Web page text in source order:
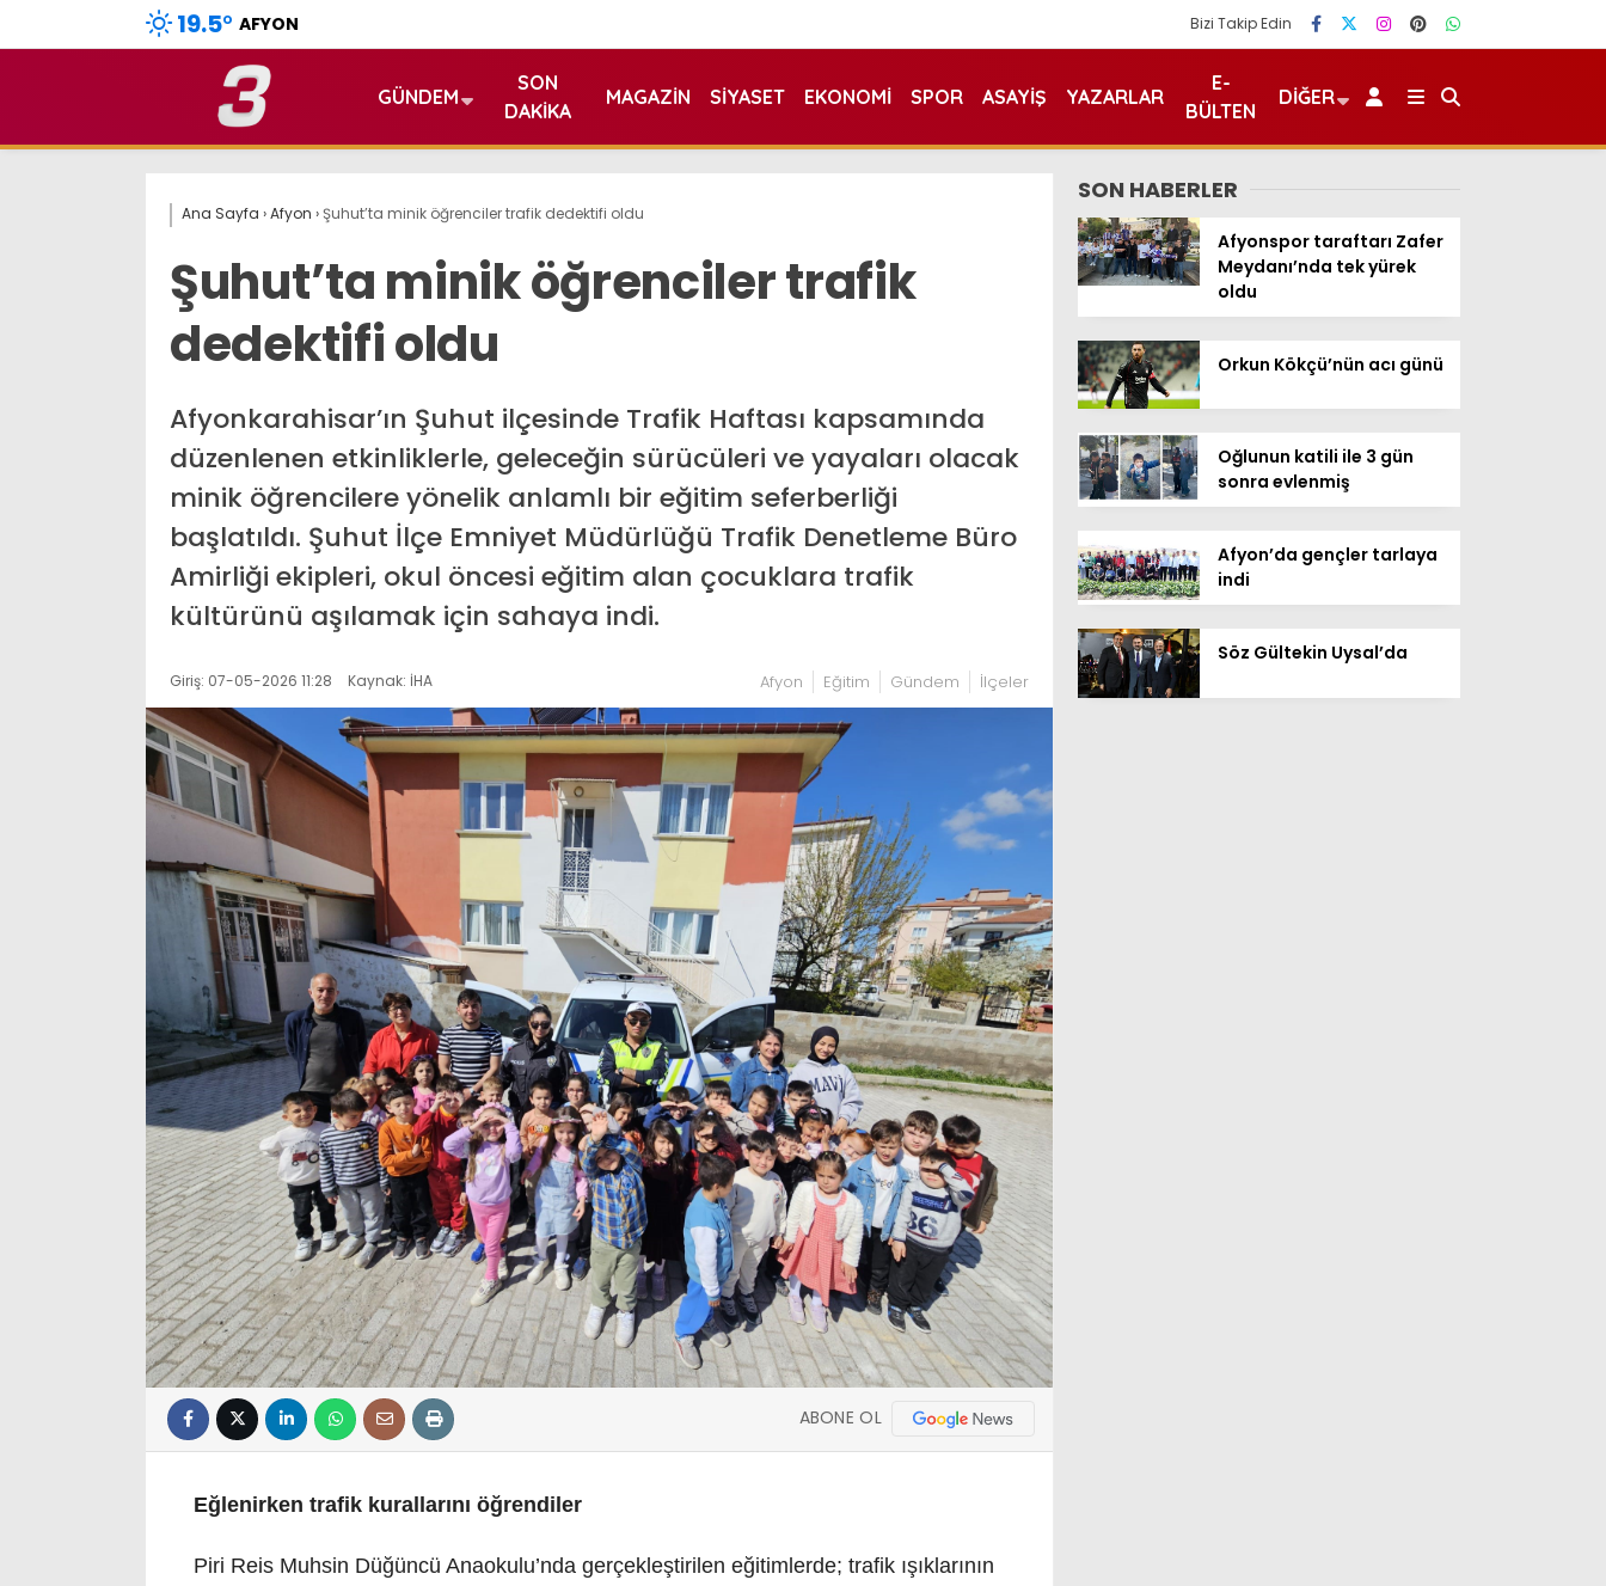
19.5° AFYON Bizi Takip Edin
GÜNDEM
SON
DAKIKA
MAGAZIN SIYASET EKONOMI SPOR ASAYIŞ YAZARLAR
E-
BÜLTEN
DIĞER
Ana Sayfa ›Afyon ›Şuhut’ta minik öğrenciler trafik dedektifi oldu
Şuhut’ta minik öğrenciler trafik
dedektifi oldu
Afyonkarahisar’ın Şuhut ilçesinde Trafik Haftası kapsamında
düzenlenen etkinliklerle, geleceğin sürücüleri ve yayaları olacak
minik öğrencilere yönelik anlamlı bir eğitim seferberliği
başlatıldı. Şuhut İlçe Emniyet Müdürlüğü Trafik Denetleme Büro
Amirliği ekipleri, okul öncesi eğitim alan çocuklara trafik
kültürünü aşılamak için sahaya indi.
Giriş: 07-05-2026 11:28 Kaynak: İHA Afyon Eğitim Gündem İlçeler
ABONE OL
Eğlenirken trafik kurallarını öğrendiler
Piri Reis Muhsin Düğüncü Anaokulu’nda gerçekleştirilen eğitimlerde; trafik ışıklarının
SON HABERLER
Afyonspor taraftarı Zafer
Meydanı’nda tek yürek
oldu
Orkun Kökçü’nün acı günü
Oğlunun katili ile 3 gün
sonra evlenmiş
Afyon’da gençler tarlaya
indi
Söz Gültekin Uysal’da